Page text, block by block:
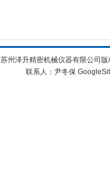
苏州泽升精密机械仪器有限公司
联系人：尹冬保